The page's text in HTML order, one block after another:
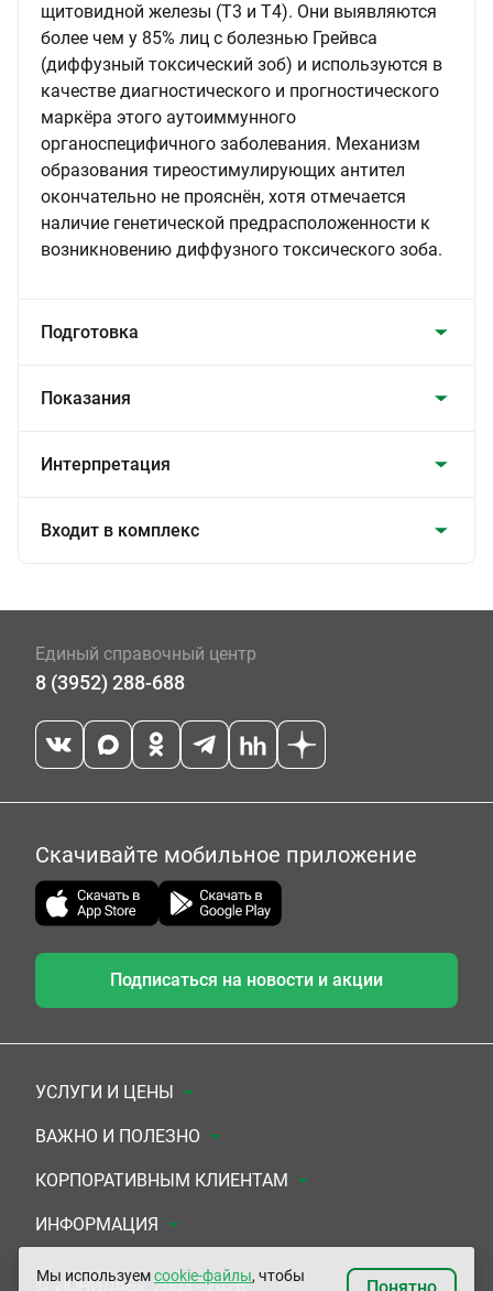
щитовидной железы (Т3 и Т4). Они выявляются
более чем у 85% лиц с болезнью Грейвса
(диффузный токсический зоб) и используются в
качестве диагностического и прогностического
маркёра этого аутоиммунного
органоспецифичного заболевания. Механизм
образования тиреостимулирующих антител
окончательно не прояснён, хотя отмечается
наличие генетической предрасположенности к
возникновению диффузного токсического зоба.
Подготовка
Показания
Интерпретация
Входит в комплекс
Единый справочный центр
8 (3952) 288-688
Скачивайте мобильное приложение
Подписаться на новости и акции
УСЛУГИ И ЦЕНЫ
Анализы
Комплексы
УЗИ
ЭКГ/Холтер/СМАД
ВАЖНО И ПОЛЕЗНО
Документы для заключения договора
Система скидок
Подарочные сертификаты
КОРПОРАТИВНЫМ КЛИЕНТАМ
Медицинским организациям
Прочим организациям
ИНФОРМАЦИЯ
О Компании
© «ЮНИЛАБ», 2003 - 2026
Мы используемcookie-файлы, чтобы